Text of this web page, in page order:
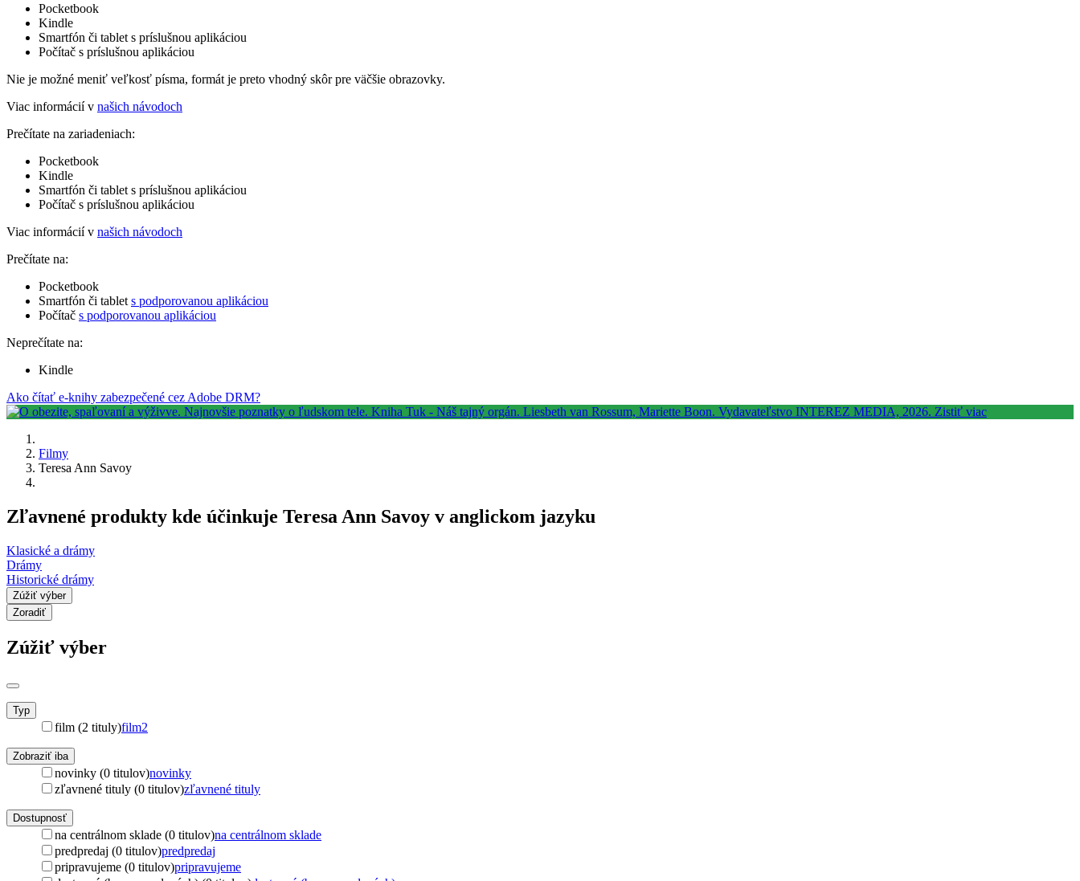
Pocketbook
Kindle
Smartfón či tablet s príslušnou aplikáciou
Počítač s príslušnou aplikáciou
Nie je možné meniť veľkosť písma, formát je preto vhodný skôr pre väčšie obrazovky.
Viac informácií v našich návodoch
Prečítate na zariadeniach:
Pocketbook
Kindle
Smartfón či tablet s príslušnou aplikáciou
Počítač s príslušnou aplikáciou
Viac informácií v našich návodoch
Prečítate na:
Pocketbook
Smartfón či tablet s podporovanou aplikáciou
Počítač s podporovanou aplikáciou
Neprečítate na:
Kindle
Ako čítať e-knihy zabezpečené cez Adobe DRM?
Filmy
Teresa Ann Savoy
Zľavnené produkty kde účinkuje Teresa Ann Savoy v anglickom jazyku
Klasické a drámy
Drámy
Historické drámy
Zúžiť výber
Zoradiť
Zúžiť výber
Typ
film (2 tituly)film2
Zobraziť iba
novinky (0 titulov)novinky
zľavnené tituly (0 titulov)zľavnené tituly
Dostupnosť
na centrálnom sklade (0 titulov)na centrálnom sklade
predpredaj (0 titulov)predpredaj
pripravujeme (0 titulov)pripravujeme